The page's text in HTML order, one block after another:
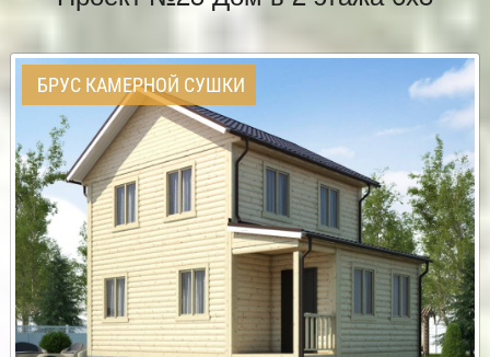
БРУС КАМЕРНОЙ СУШКИ